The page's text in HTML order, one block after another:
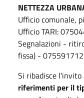
NETTEZZA
Ufficio comunale,
Ufficio TARI:
Segnalazioni -
fissa) -
Si ribadisce l'invito
riferimenti per il